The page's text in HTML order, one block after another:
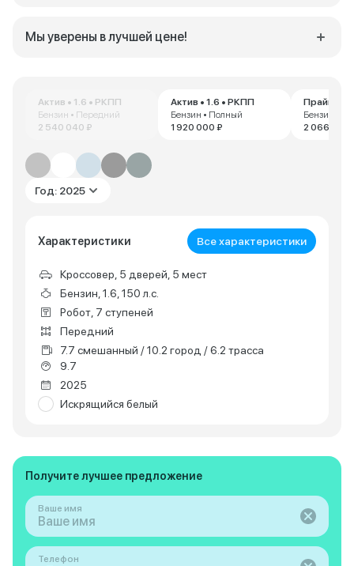
Актив • 1.6 • РКПП
Бензин • Передний
2 540 040 ₽
Актив • 1.6 • РКПП
Бензин • Полный
1 920 000 ₽
Прайм •
Бензин •
2 066 000
Год: 2025
Характеристики Все характеристики
Кроссовер, 5 дверей, 5 мест
Бензин, 1.6, 150 л.с.
Робот, 7 ступеней
Передний
7.7 смешанный / 10.2 город / 6.2 трасса
9.7
2025
Искрящийся белый
Мы уверены в лучшей цене!
Получите лучшее предложение
Ваше имя
Телефон